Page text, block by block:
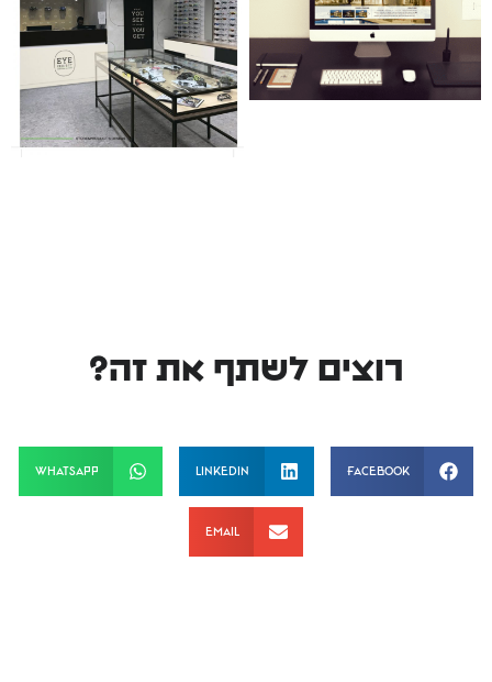
רוצים לשתף את זה?
Facebook
LinkedIn
WhatsApp
Email